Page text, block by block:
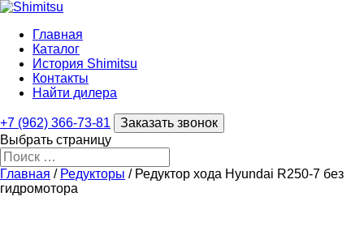
Главная
Каталог
История Shimitsu
Контакты
Найти дилера
+7 (962) 366-73-81
Заказать звонок
Выбрать страницу
Главная / Редукторы / Редуктор хода Hyundai R250-7 без
гидромотора